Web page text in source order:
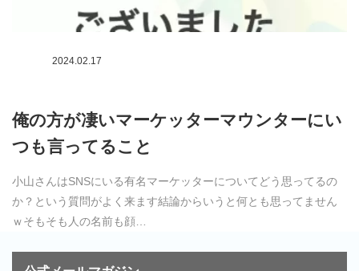
2024.02.17
俺の方が凄いマーケッターマウンターにい
つも言ってること
小山さんはSNSにいる有名マーケッターについてどう思ってるの
か？という質問がよく来ます結論からいうと何とも思ってません
ｗそもそも人の名前も顔…